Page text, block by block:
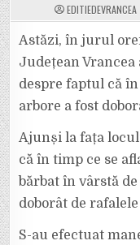
EDITIEDEVRANCEA
Astăzi, în jurul
Județean Vrancea
despre faptul că
arbore a fost
Ajunși la fața
că în timp ce se
bărbat în vârstă
doborât de
S-au efectuat